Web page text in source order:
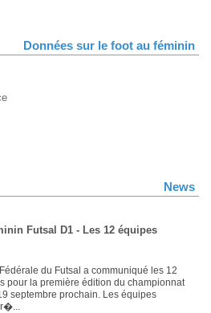
Données sur le foot au féminin
News
Futsal D1 - Les 12 équipes
du Futsal a communiqué les 12
pour la première édition du championnat
septembre prochain. Les équipes
r�...